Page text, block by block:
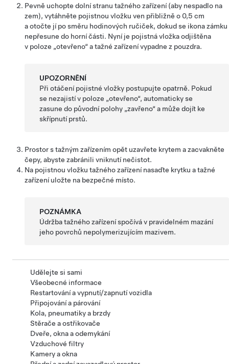
Pevně uchopte dolní stranu tažného zařízení (aby nespadlo na
zem), vytáhněte pojistnou vložku ven přibližně o 0,5 cm
a otočte jí po směru hodinových ručiček, dokud se ikona zámku
nepřesune do horní části. Nyní je pojistná vložka odjištěna
v poloze „otevřeno“ a tažné zařízení vypadne z pouzdra.
UPOZORNĚNÍ
Při otáčení pojistné vložky postupujte opatrně. Pokud
se nezajistí v poloze „otevřeno“, automaticky se
zasune do původní polohy „zavřeno“ a může dojít ke
skřípnutí prstů.
Prostor s tažným zařízením opět uzavřete krytem a zacvakněte
čepy, abyste zabránili vniknutí nečistot.
Na pojistnou vložku tažného zařízení nasaďte krytku a tažné
zařízení uložte na bezpečné místo.
POZNÁMKA
Údržba tažného zařízení spočívá v pravidelném mazání
jeho povrchů nepolymerizujícím mazivem.
Udělejte si sami
Všeobecné informace
Restartování a vypnutí/zapnutí vozidla
Připojování a párování
Kola, pneumatiky a brzdy
Stěrače a ostřikovače
Dveře, okna a odemykání
Vzduchové filtry
Kamery a okna